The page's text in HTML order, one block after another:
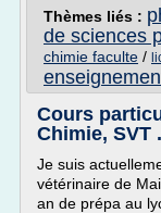
Thèmes liés :
de sciences
chimie faculte /
Cours
Chimie, SVT
Je suis
vétérinaire de
an de prépa au